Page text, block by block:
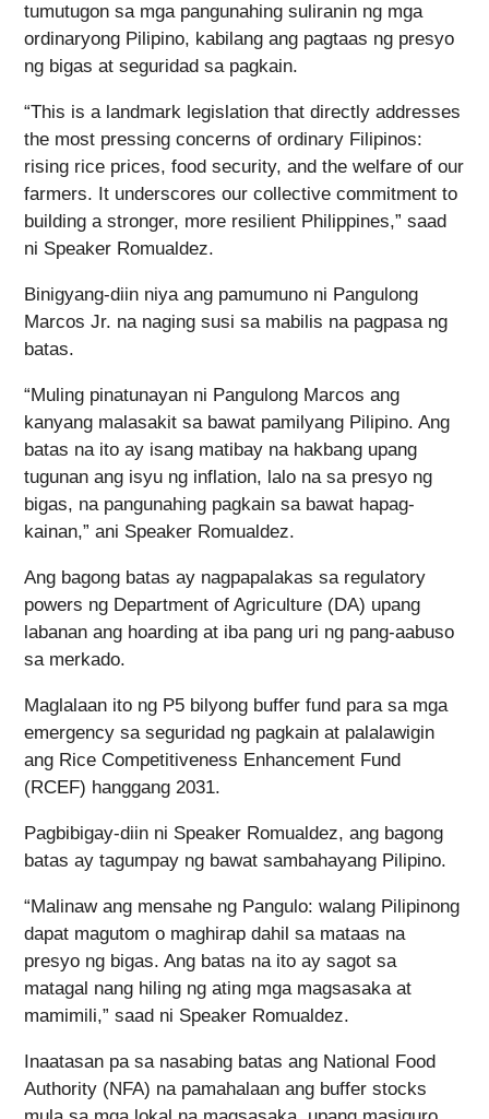
tumutugon sa mga pangunahing suliranin ng mga
ordinaryong Pilipino, kabilang ang pagtaas ng presyo
ng bigas at seguridad sa pagkain.
“This is a landmark legislation that directly addresses
the most pressing concerns of ordinary Filipinos:
rising rice prices, food security, and the welfare of our
farmers. It underscores our collective commitment to
building a stronger, more resilient Philippines,” saad
ni Speaker Romualdez.
Binigyang-diin niya ang pamumuno ni Pangulong
Marcos Jr. na naging susi sa mabilis na pagpasa ng
batas.
“Muling pinatunayan ni Pangulong Marcos ang
kanyang malasakit sa bawat pamilyang Pilipino. Ang
batas na ito ay isang matibay na hakbang upang
tugunan ang isyu ng inflation, lalo na sa presyo ng
bigas, na pangunahing pagkain sa bawat hapag-
kainan,” ani Speaker Romualdez.
Ang bagong batas ay nagpapalakas sa regulatory
powers ng Department of Agriculture (DA) upang
labanan ang hoarding at iba pang uri ng pang-aabuso
sa merkado.
Maglalaan ito ng P5 bilyong buffer fund para sa mga
emergency sa seguridad ng pagkain at palalawigin
ang Rice Competitiveness Enhancement Fund
(RCEF) hanggang 2031.
Pagbibigay-diin ni Speaker Romualdez, ang bagong
batas ay tagumpay ng bawat sambahayang Pilipino.
“Malinaw ang mensahe ng Pangulo: walang Pilipinong
dapat magutom o maghirap dahil sa mataas na
presyo ng bigas. Ang batas na ito ay sagot sa
matagal nang hiling ng ating mga magsasaka at
mamimili,” saad ni Speaker Romualdez.
Inaatasan pa sa nasabing batas ang National Food
Authority (NFA) na pamahalaan ang buffer stocks